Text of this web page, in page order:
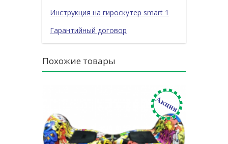
Инструкция на гироскутер smart 1
Гарантийный договор
Похожие товары